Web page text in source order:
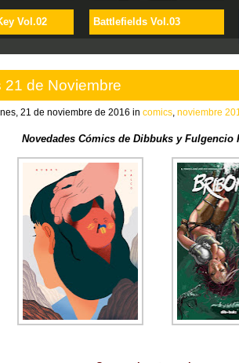
Vol.02 Battlefields Vol.03
21 de Noviembre
21 de noviembre de 2016 in comics noviembre
Novedades Cómics de Dibbuks y Fulgencio